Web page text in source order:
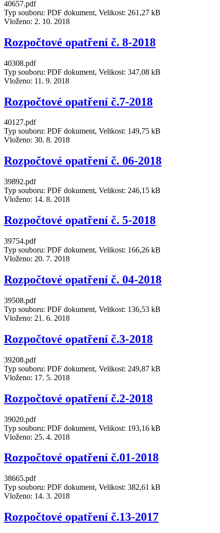
40657.pdf
Typ souboru: PDF dokument, Velikost: 261,27 kB
Vloženo: 2. 10. 2018
Rozpočtové opatření č. 8-2018
40308.pdf
Typ souboru: PDF dokument, Velikost: 347,08 kB
Vloženo: 11. 9. 2018
Rozpočtové opatření č.7-2018
40127.pdf
Typ souboru: PDF dokument, Velikost: 149,75 kB
Vloženo: 30. 8. 2018
Rozpočtové opatření č. 06-2018
39892.pdf
Typ souboru: PDF dokument, Velikost: 246,15 kB
Vloženo: 14. 8. 2018
Rozpočtové opatření č. 5-2018
39754.pdf
Typ souboru: PDF dokument, Velikost: 166,26 kB
Vloženo: 20. 7. 2018
Rozpočtové opatření č. 04-2018
39508.pdf
Typ souboru: PDF dokument, Velikost: 136,53 kB
Vloženo: 21. 6. 2018
Rozpočtové opatření č.3-2018
39208.pdf
Typ souboru: PDF dokument, Velikost: 249,87 kB
Vloženo: 17. 5. 2018
Rozpočtové opatření č.2-2018
39020.pdf
Typ souboru: PDF dokument, Velikost: 193,16 kB
Vloženo: 25. 4. 2018
Rozpočtové opatření č.01-2018
38665.pdf
Typ souboru: PDF dokument, Velikost: 382,61 kB
Vloženo: 14. 3. 2018
Rozpočtové opatření č.13-2017